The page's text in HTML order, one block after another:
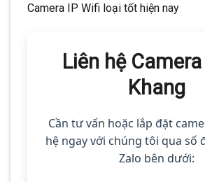
Camera IP Wifi loại tốt hiện nay
Liên hệ
Khang
Cần tư vấn hoặc lắp đặt
hệ ngay với chúng tôi qua số
Zalo bên dưới: